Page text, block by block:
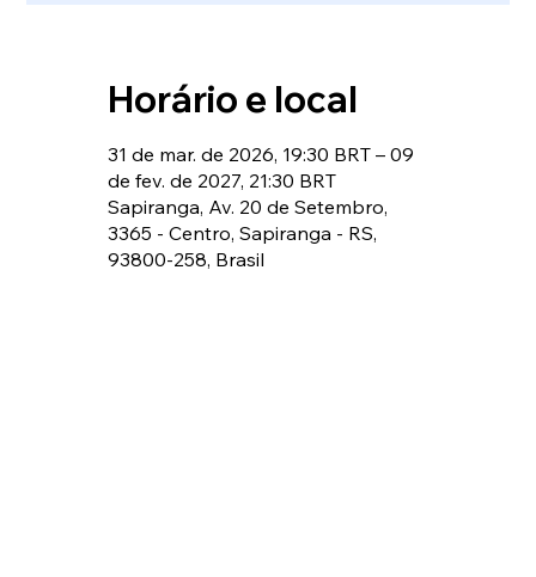
Horário e local
31 de mar. de 2026, 19:30 BRT – 09
de fev. de 2027, 21:30 BRT
Sapiranga, Av. 20 de Setembro,
3365 - Centro, Sapiranga - RS,
93800-258, Brasil